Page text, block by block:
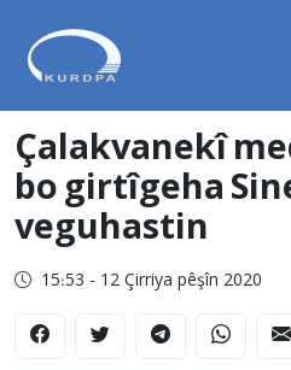
Çalakvanekî
bo girtîgeha
veguhastin
15:53 - 12 Çirriya pêşîn 2020